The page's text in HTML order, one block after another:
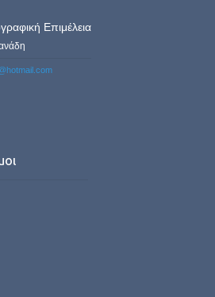
Επιμέλεια